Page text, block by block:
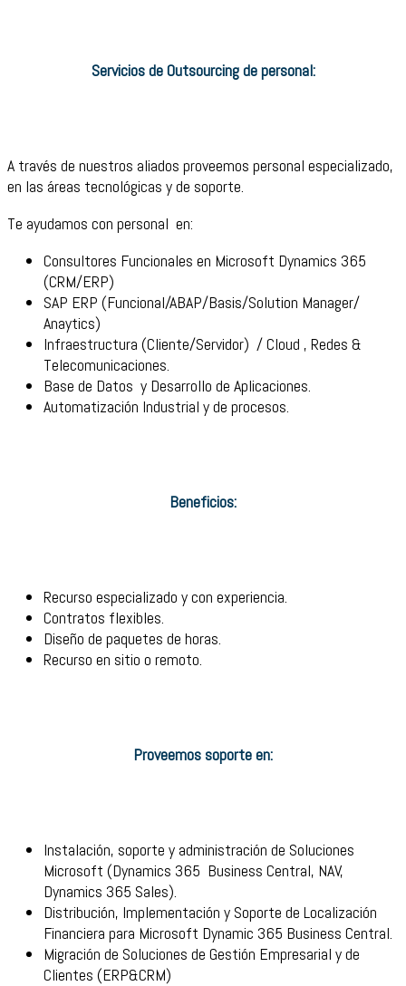
Servicios de Outsourcing de personal:
A través de nuestros aliados proveemos personal especializado,
en las áreas tecnológicas y de soporte.
Te ayudamos con personal en:
Consultores Funcionales en Microsoft Dynamics 365
(CRM/ERP)
SAP ERP (Funcional/ABAP/Basis/Solution Manager/
Anaytics)
Infraestructura (Cliente/Servidor) / Cloud , Redes &
Telecomunicaciones.
Base de Datos y Desarrollo de Aplicaciones.
Automatización Industrial y de procesos.
Beneficios:
Recurso especializado y con experiencia.
Contratos flexibles.
Diseño de paquetes de horas.
Recurso en sitio o remoto.
Proveemos soporte en:
Instalación, soporte y administración de Soluciones
Microsoft (Dynamics 365 Business Central, NAV,
Dynamics 365 Sales).
Distribución, Implementación y Soporte de Localización
Financiera para Microsoft Dynamic 365 Business Central.
Migración de Soluciones de Gestión Empresarial y de
Clientes (ERP&CRM)